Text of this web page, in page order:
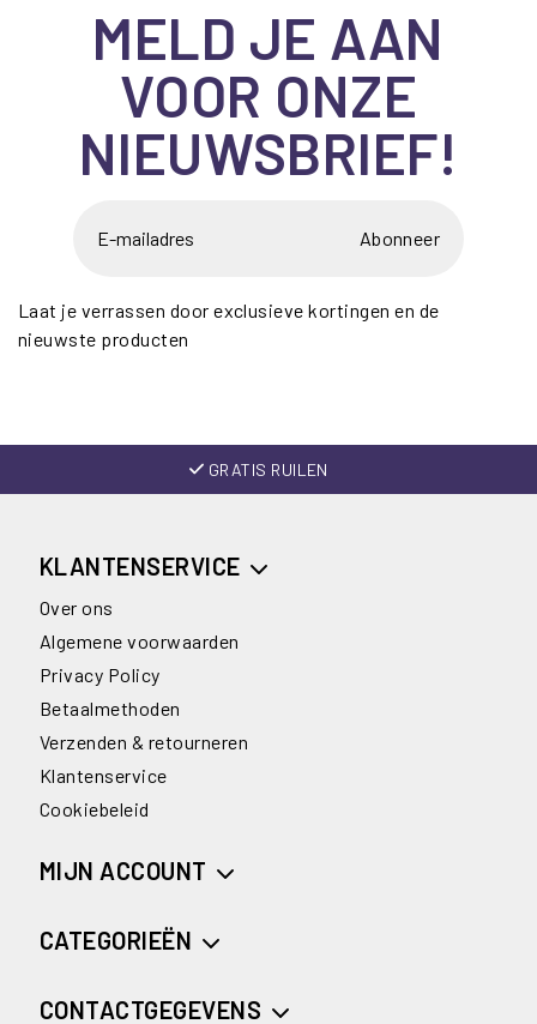
MELD JE AAN
VOOR ONZE
NIEUWSBRIEF!
Abonneer
Laat je verrassen door exclusieve kortingen en de
nieuwste producten
GRATIS RUILEN
KLANTENSERVICE
Over ons
Algemene voorwaarden
Privacy Policy
Betaalmethoden
Verzenden & retourneren
Klantenservice
Cookiebeleid
MIJN ACCOUNT
CATEGORIEËN
CONTACTGEGEVENS